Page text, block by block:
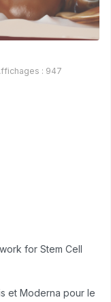
: 947
for Stem Cell
et Moderna pour le